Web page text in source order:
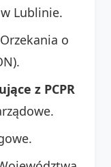
Lublinie.
o
z PCPR